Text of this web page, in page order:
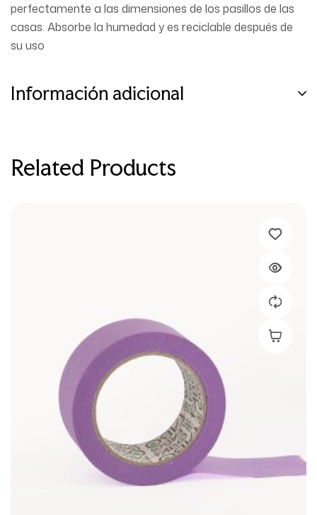
perfectamente a las dimensiones de los pasillos de las
casas. Absorbe la humedad y es reciclable después de
su uso
Información adicional
Related Products
Leer Más